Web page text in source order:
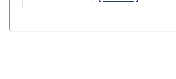
comptes
économiques
du Système